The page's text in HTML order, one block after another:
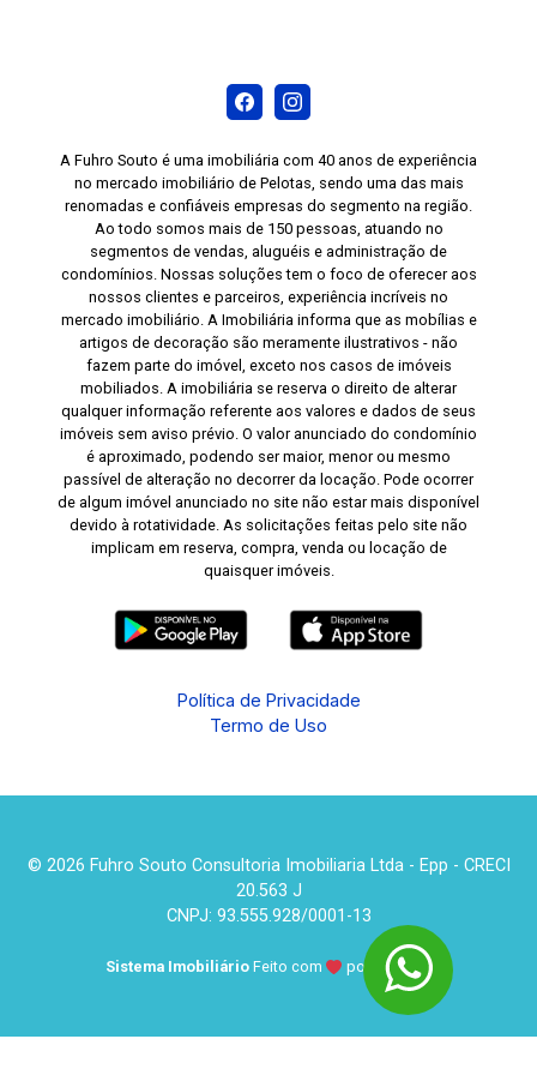
A Fuhro Souto é uma imobiliária com 40 anos de experiência
no mercado imobiliário de Pelotas, sendo uma das mais
renomadas e confiáveis empresas do segmento na região.
Ao todo somos mais de 150 pessoas, atuando no
segmentos de vendas, aluguéis e administração de
condomínios. Nossas soluções tem o foco de oferecer aos
nossos clientes e parceiros, experiência incríveis no
mercado imobiliário. A Imobiliária informa que as mobílias e
artigos de decoração são meramente ilustrativos - não
fazem parte do imóvel, exceto nos casos de imóveis
mobiliados. A imobiliária se reserva o direito de alterar
qualquer informação referente aos valores e dados de seus
imóveis sem aviso prévio. O valor anunciado do condomínio
é aproximado, podendo ser maior, menor ou mesmo
passível de alteração no decorrer da locação. Pode ocorrer
de algum imóvel anunciado no site não estar mais disponível
devido à rotatividade. As solicitações feitas pelo site não
implicam em reserva, compra, venda ou locação de
quaisquer imóveis.
Política de Privacidade
Termo de Uso
© 2026 Fuhro Souto Consultoria Imobiliaria Ltda - Epp - CRECI
20.563 J
CNPJ: 93.555.928/0001-13
Sistema Imobiliário Feito com por KUROLE